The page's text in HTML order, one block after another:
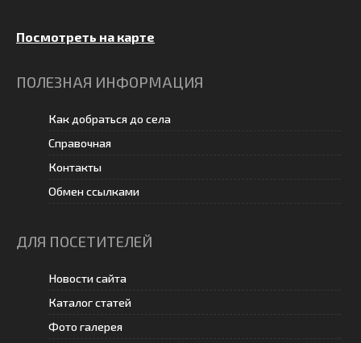
Посмотреть на карте
ПОЛЕЗНАЯ ИНФОРМАЦИЯ
Как добраться до села
Справочная
Контакты
Обмен ссылками
ДЛЯ ПОСЕТИТЕЛЕЙ
Новости сайта
Каталог статей
Фото галерея